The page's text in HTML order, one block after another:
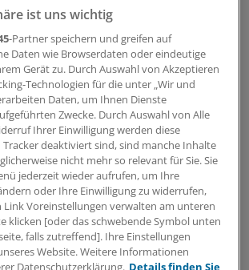
in Nordrhein ist ein
waren die 6.000 Fahrdienste
strukturierte ärztliche
in Nordrhein wird gut angenommen.
Kooperationsmediziner.
rät prophylaktisch weiterhin
ist seit August Geschichte.
Zahnärzten, die dürfen noch bis
ist uns wichtig
-Partner speichern und greifen auf
Daten wie Browserdaten oder eindeutige
Gerät zu. Durch Auswahl von Akzeptieren
Technologien für die unter „Wir und
Daten, um Ihnen Dienste
Zwecke. Durch Auswahl von Alle
Ihrer Einwilligung werden diese
deaktiviert sind, sind manche Inhalte
nicht mehr so relevant für Sie. Sie
jederzeit wieder aufrufen, um Ihre
oder Ihre Einwilligung zu widerrufen,
Link Voreinstellungen verwalten am unteren
klicken [oder das schwebende Symbol unten
falls zutreffend]. Ihre Einstellungen
Website. Weitere Informationen
Datenschutzerklärung. Details finden Sie